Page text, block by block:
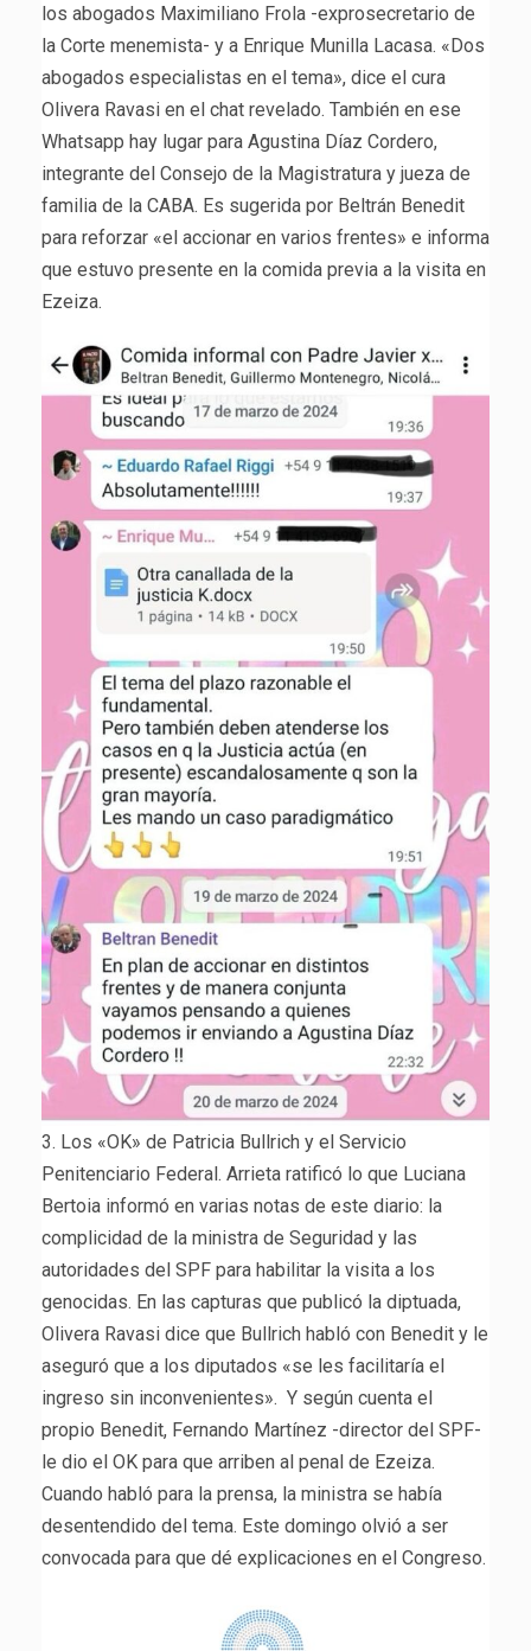
los abogados Maximiliano Frola -exprosecretario de
la Corte menemista- y a Enrique Munilla Lacasa. «Dos
abogados especialistas en el tema», dice el cura
Olivera Ravasi en el chat revelado. También en ese
Whatsapp hay lugar para Agustina Díaz Cordero,
integrante del Consejo de la Magistratura y jueza de
familia de la CABA. Es sugerida por Beltrán Benedit
para reforzar «el accionar en varios frentes» e informa
que estuvo presente en la comida previa a la visita en
Ezeiza.
3. Los «OK» de Patricia Bullrich y el Servicio
Penitenciario Federal. Arrieta ratificó lo que Luciana
Bertoia informó en varias notas de este diario: la
complicidad de la ministra de Seguridad y las
autoridades del SPF para habilitar la visita a los
genocidas. En las capturas que publicó la diptuada,
Olivera Ravasi dice que Bullrich habló con Benedit y le
aseguró que a los diputados «se les facilitaría el
ingreso sin inconvenientes». Y según cuenta el
propio Benedit, Fernando Martínez -director del SPF-
le dio el OK para que arriben al penal de Ezeiza.
Cuando habló para la prensa, la ministra se había
desentendido del tema. Este domingo olvió a ser
convocada para que dé explicaciones en el Congreso.